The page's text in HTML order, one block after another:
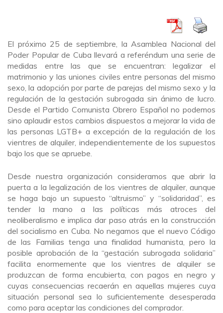
El próximo 25 de septiembre, la Asamblea Nacional del
Poder Popular de Cuba llevará a referéndum una serie de
medidas entre las que se encuentran: legalizar el
matrimonio y las uniones civiles entre personas del mismo
sexo, la adopción por parte de parejas del mismo sexo y la
regulación de la gestación subrogada sin ánimo de lucro.
Desde el Partido Comunista Obrero Español no podemos
sino aplaudir estos cambios dispuestos a mejorar la vida de
las personas LGTB+ a excepción de la regulación de los
vientres de alquiler, independientemente de los supuestos
bajo los que se apruebe.
Desde nuestra organización consideramos que abrir la
puerta a la legalización de los vientres de alquiler, aunque
se haga bajo un supuesto “altruismo” y “solidaridad”, es
tender la mano a las políticas más atroces del
neoliberalismo e implica dar paso atrás en la construcción
del socialismo en Cuba. No negamos que el nuevo Código
de las Familias tenga una finalidad humanista, pero la
posible aprobación de la “gestación subrogada solidaria”
facilita enormemente que los vientres de alquiler se
produzcan de forma encubierta, con pagos en negro y
cuyas consecuencias recaerán en aquellas mujeres cuya
situación personal sea lo suficientemente desesperada
como para aceptar las condiciones del comprador.